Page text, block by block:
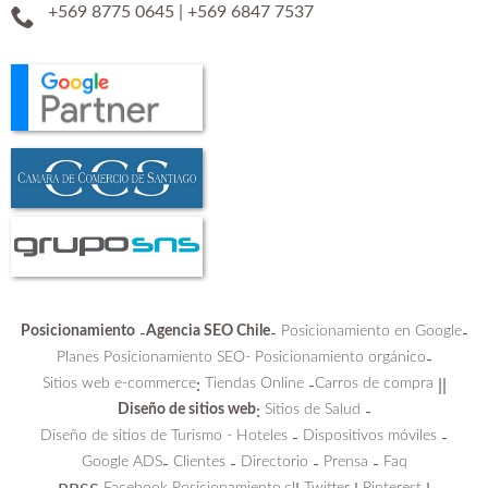
Google Partners
Campaña POSICIONAMIENTO.CL
Septiembre 2019 Jorge Aedo !
Campaña POSICIONAMIENTO.CL
Septiembre 2019 Jorge Aedo 2
Expertos en sitios web
+569 8775 0645| +569 6847 7537
Posicionamiento-Agencia SEO Chile- Posicionamiento en Google-
Planes Posicionamiento SEO- Posicionamiento orgánico-
Sitios web e-commerce: Tiendas Online-Carros de compra
Diseño de sitios web: Sitios de Salud -
Diseño de sitios de Turismo - Hoteles - Dispositivos móviles -
Google ADS- Clientes- Directorio - Prensa - Faq